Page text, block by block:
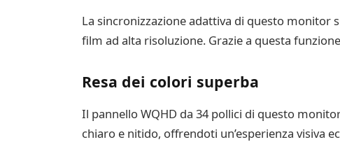
La sincronizzazione adattiva di questo
film ad alta risoluzione. Grazie a questa
Resa dei colori superba
Il pannello WQHD da 34 pollici di questo
chiaro e nitido, offrendoti un’esperienza visiva